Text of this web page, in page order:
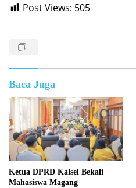
Post Views: 505
Baca Juga
Ketua DPRD Kalsel Bekali
Mahasiswa Magang